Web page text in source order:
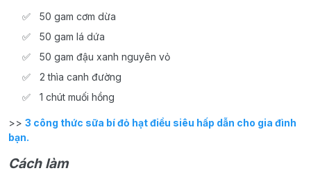
50 gam cơm dừa
50 gam lá dứa
50 gam đậu xanh nguyên vỏ
2 thìa canh đường
1 chút muối hồng
>> 3 công thức sữa bí đỏ hạt điều siêu hấp dẫn cho gia đình
bạn.
Cách làm